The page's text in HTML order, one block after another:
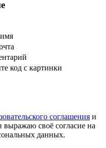
код с картинки
соглашения и
выражаю своё согласие на
данных.